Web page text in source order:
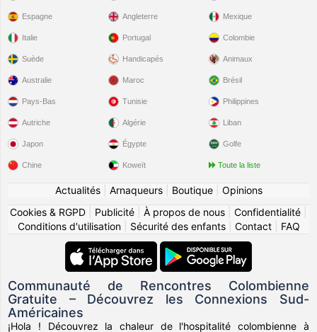
Espagne
Italie
Suède
Angleterre
Portugal
Handicapés
Mexique
Colombie
Animaux
Australie
Pays-Bas
Autriche
Japon
Chine
Maroc
Tunisie
Algérie
Égypte
Koweït
Brésil
Philippines
Liban
Golfe
Toute la liste
Actualités| Arnaqueurs| Boutique| Opinions
Cookies & RGPD
Publicité À propos de nous Confidentialité
Conditions d'utilisation| Sécurité des enfants| Contact| FAQ
Communauté de Rencontres Colombienne
Gratuite – Découvrez les Connexions Sud-
Américaines
¡Hola ! Découvrez la chaleur de l'hospitalité colombienne à